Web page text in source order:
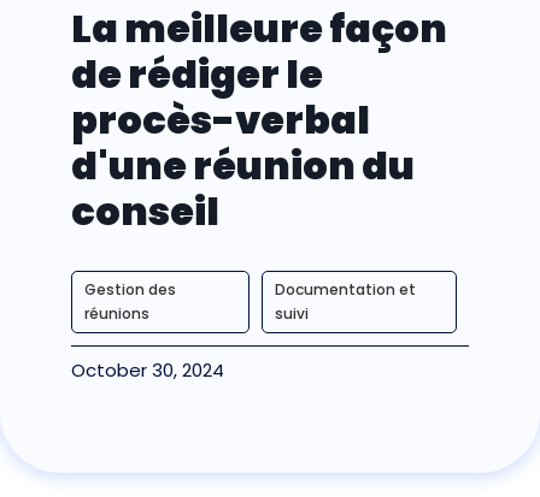
La meilleure façon
de rédiger le
procès-verbal
d'une réunion du
conseil
Gestion des
réunions
Documentation et
suivi
October 30, 2024